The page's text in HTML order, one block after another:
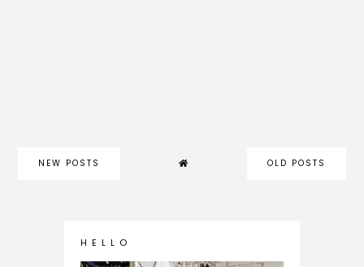
NEW POSTS OLD POSTS
H E L L O